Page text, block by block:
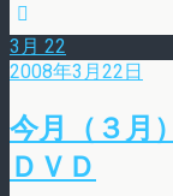
3月 22
2008年3月22日
今月（３月
ＤＶＤ